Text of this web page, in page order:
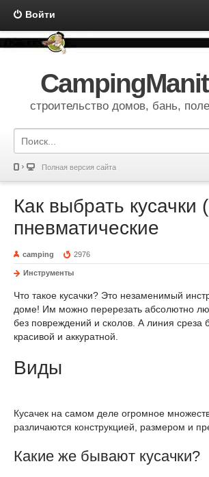
Войти
строительство домов, бань,
Полная версия сайта
Как выбрать кусачки
пневматические
camping 2976
Инструменты
Что такое кусачки? Это незаменимый
доме! Им можно перерезать абсолютно
без повреждений и сколов. А линия среза
красивой и аккуратной.
Виды
Кусачек на самом деле огромное
различаются конструкцией, размером и
Какие же бывают кусачки?